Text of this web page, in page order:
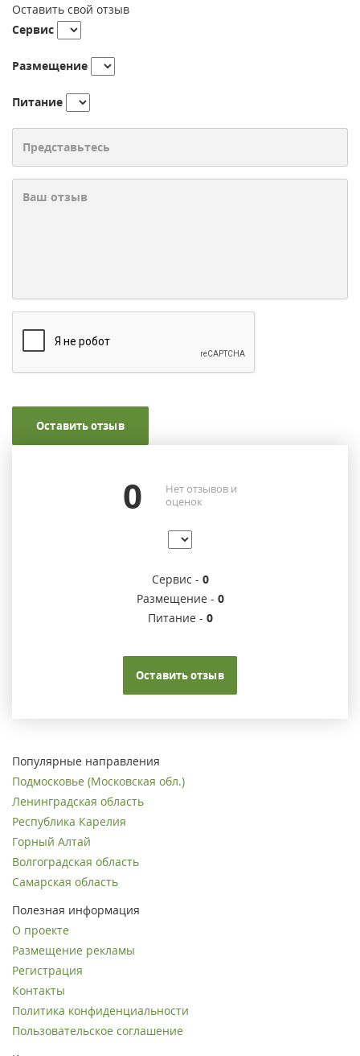
Оставить свой отзыв
Сервис
Размещение
Питание
Оставить отзыв
0
Нет отзывов и
оценок
Сервис - 0
Размещение - 0
Питание - 0
Оставить отзыв
Популярные направления
Подмосковье (Московская обл.)
Ленинградская область
Республика Карелия
Горный Алтай
Волгоградская область
Самарская область
Полезная информация
О проекте
Размещение рекламы
Регистрация
Контакты
Политика конфиденциальности
Пользовательское соглашение